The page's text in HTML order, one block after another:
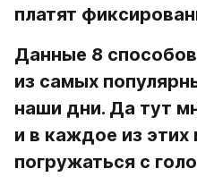
платят
Данные 8
из самых
наши дни. Да тут
и в каждое из
погружаться с